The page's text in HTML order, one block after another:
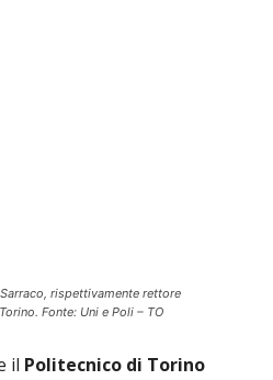
rispettivamente rettore
Fonte: Uni e Poli – TO
il Politecnico di Torino